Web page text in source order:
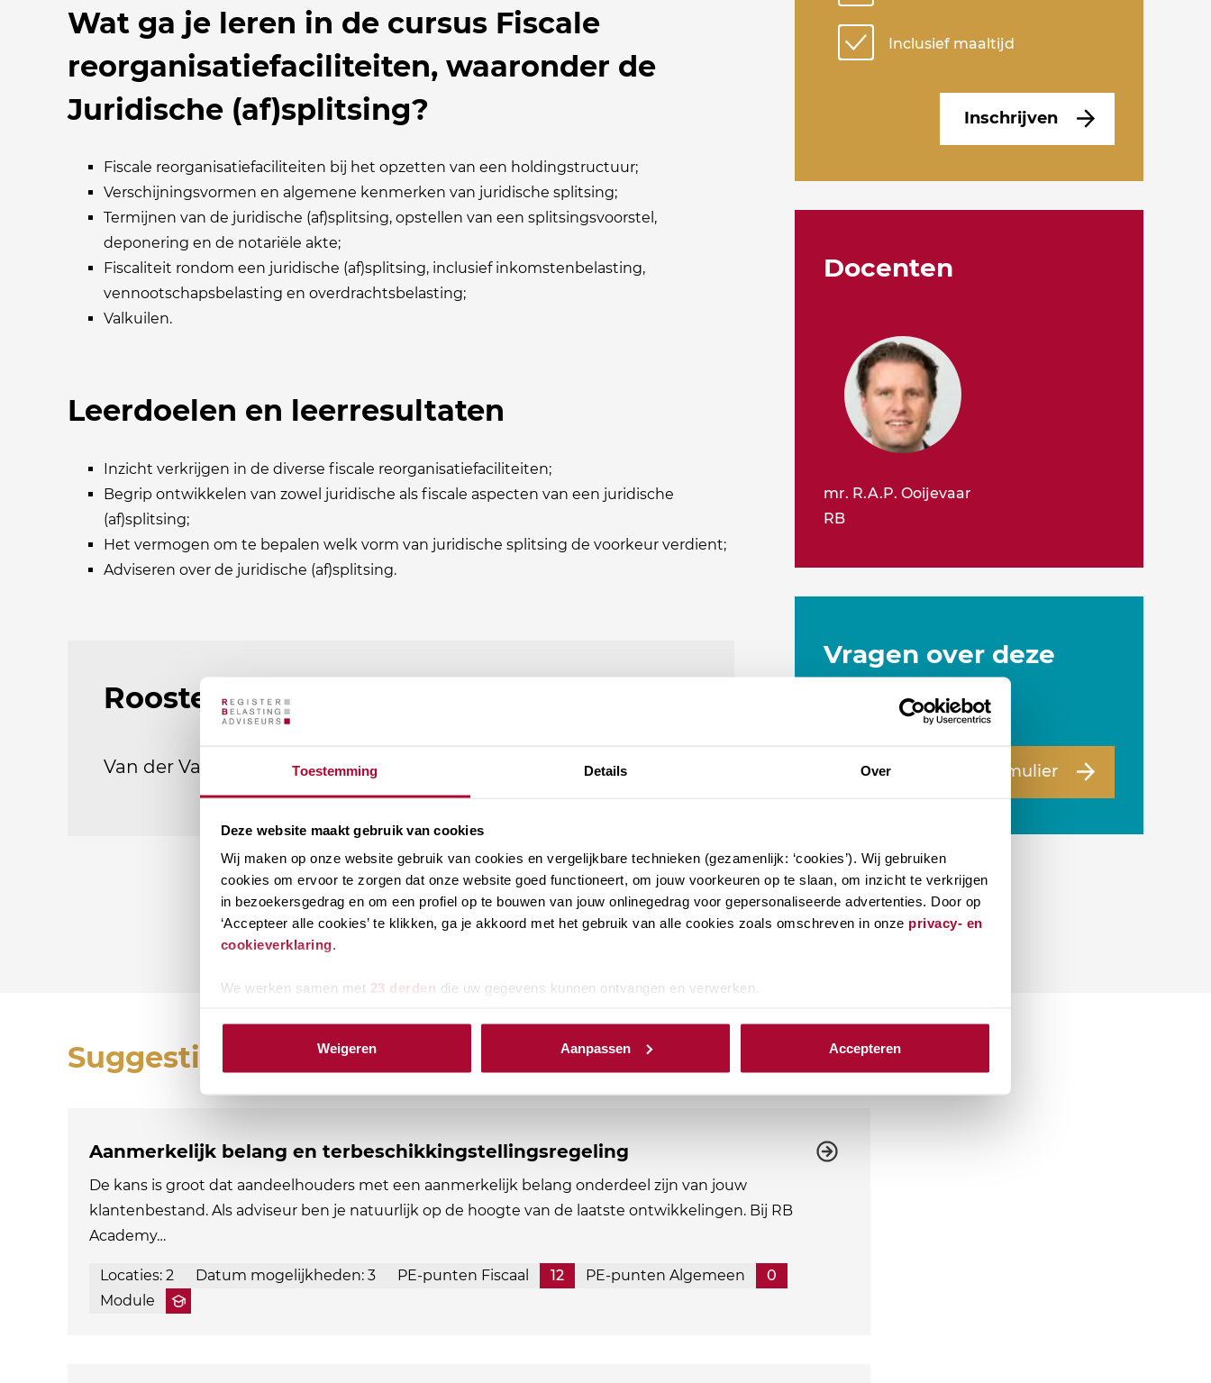
Toestemming Details Over
Deze website maakt gebruik van cookies
Wij maken op onze website gebruik van cookies en vergelijkbare technieken (gezamenlijk: ‘cookies’). Wij gebruiken
cookies om ervoor te zorgen dat onze website goed functioneert, om jouw voorkeuren op te slaan, om inzicht te verkrijgen
in bezoekersgedrag en om een profiel op te bouwen van jouw onlinegedrag voor gepersonaliseerde advertenties. Door op
‘Accepteer alle cookies’ te klikken, ga je akkoord met het gebruik van alle cookies zoals omschreven in onze privacy- en
cookieverklaring.
We werken samen met 23 derden die uw gegevens kunnen ontvangen en verwerken.
Weigeren Aanpassen Accepteren
Wat ga je leren in de cursus Fiscale
reorganisatiefaciliteiten, waaronder de
Juridische (af)splitsing?
Fiscale reorganisatiefaciliteiten bij het opzetten van een holdingstructuur;
Verschijningsvormen en algemene kenmerken van juridische splitsing;
Termijnen van de juridische (af)splitsing, opstellen van een splitsingsvoorstel,
deponering en de notariële akte;
Fiscaliteit rondom een juridische (af)splitsing, inclusief inkomstenbelasting,
vennootschapsbelasting en overdrachtsbelasting;
Valkuilen.
Leerdoelen en leerresultaten
Inzicht verkrijgen in de diverse fiscale reorganisatiefaciliteiten;
Begrip ontwikkelen van zowel juridische als fiscale aspecten van een juridische
(af)splitsing;
Het vermogen om te bepalen welk vorm van juridische splitsing de voorkeur verdient;
Adviseren over de juridische (af)splitsing.
Rooster
Van der Valk Vianen 09-11-2026 16:00 - 21:00
Inclusief maaltijd
Inschrijven
Docenten
mr. R.A.P. Ooijevaar
RB
Vragen over deze
cursus?
Naar vragenformulier
Suggesties
Aanmerkelijk belang en terbeschikkingstellingsregeling
De kans is groot dat aandeelhouders met een aanmerkelijk belang onderdeel zijn van jouw
klantenbestand. Als adviseur ben je natuurlijk op de hoogte van de laatste ontwikkelingen. Bij RB
Academy…
Locaties: 2 Datum mogelijkheden: 3 PE-punten Fiscaal 12 PE-punten Algemeen
0
Module